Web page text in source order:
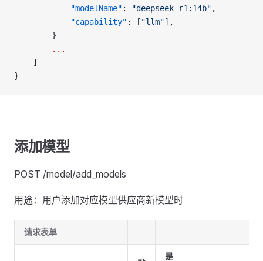
            "modelName"
: "deepseek-r1:14b" ,
            "capability"
: [ "llm"],
        }
        ...
    ]
}
添加模型
POST /model/add_models
用途：用户添加对应模型供应商新模型时
请求表单
是